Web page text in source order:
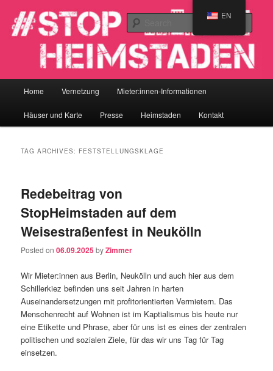
primary
secondary
#StopHeimstaden
Home Vernetzung Mieter:innen-Informationen
Häuser und Karte Presse Heimstaden Kontakt
TAG ARCHIVES: FESTSTELLUNGSKLAGE
Redebeitrag von
StopHeimstaden auf dem
Weisestraßenfest in Neukölln
Posted on06.09.2025 byZimmer
Wir Mieter:innen aus Berlin, Neukölln und auch hier aus dem
Schillerkiez befinden uns seit Jahren in harten
Auseinandersetzungen mit profitorientierten Vermietern. Das
Menschenrecht auf Wohnen ist im Kaptialismus bis heute nur
eine Etikette und Phrase, aber für uns ist es eines der zentralen
politischen und sozialen Ziele, für das wir uns Tag für Tag
einsetzen.
EN